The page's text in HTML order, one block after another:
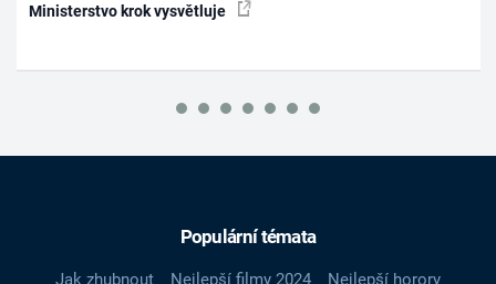
Ministerstvo krok vysvětluje
Populární témata
Jak zhubnout Nejlepší filmy 2024
Nejlepší horory